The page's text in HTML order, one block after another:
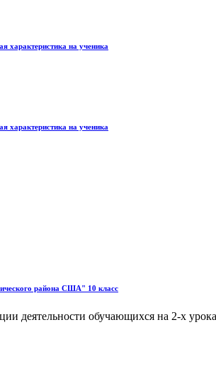
характеристика на ученика
характеристика на ученика
района США" 10 класс
деятельности обучающихся на 2-х